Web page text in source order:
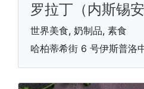
罗拉丁（内斯锡安
世界美食, 奶制品, 素食
哈柏蒂希街 6 号伊斯普洛